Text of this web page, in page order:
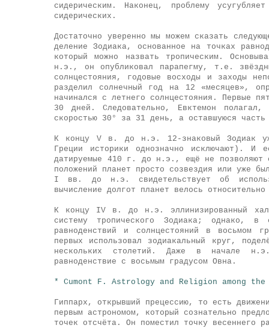
сидерическим. Наконец, проблему
сидерических.
Достаточно уверенно мы можем сказать
деление Зодиака, основанное на точках
который можно назвать тропическим.
н.э., он опубликовал парапегму, т.е.
солнцестояния, годовые восходы и заходы
разделил солнечный год на 12 «месяцев»,
начинался с летнего солнцестояния. Первые
30 дней. Следовательно, Евктемон
скоростью 30° за 31 день, а оставшуюся
К концу V в. до н.э. 12-знаковый Зодиак
Греции историки однозначно исключают). И
датируемые 410 г. до н.э., ещё не позволяют
положений планет просто созвездия или уже
I вв. до н.э. свидетельствует об
вычисление долгот планет велось
К концу IV в. до н.э. эллинизированный
систему тропического Зодиака; однако,
равноденствий и солнцестояний в восьмом
первых использовал зодиакальный круг,
нескольких столетий. Даже в начале н.э.
равноденствие с восьмым градусом Овна.
* Cumont F. Astrology and Religion among the
Гиппарх, открывший прецессию, то есть
первым астрономом, который сознательно
точек отсчёта. Он поместил точку весеннего